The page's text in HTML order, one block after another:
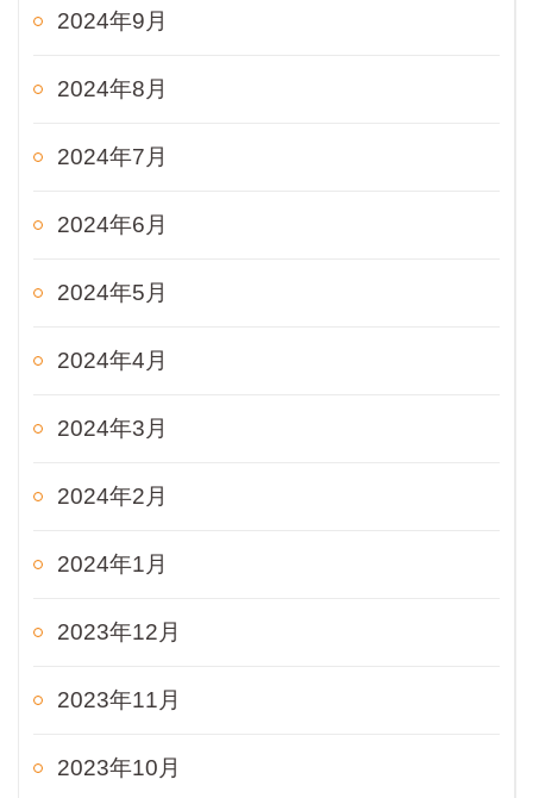
2024年9月
2024年8月
2024年7月
2024年6月
2024年5月
2024年4月
2024年3月
2024年2月
2024年1月
2023年12月
2023年11月
2023年10月